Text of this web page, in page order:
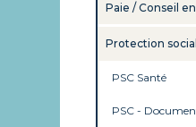
Paie / Conseil
Protection
PSC Santé
PSC -